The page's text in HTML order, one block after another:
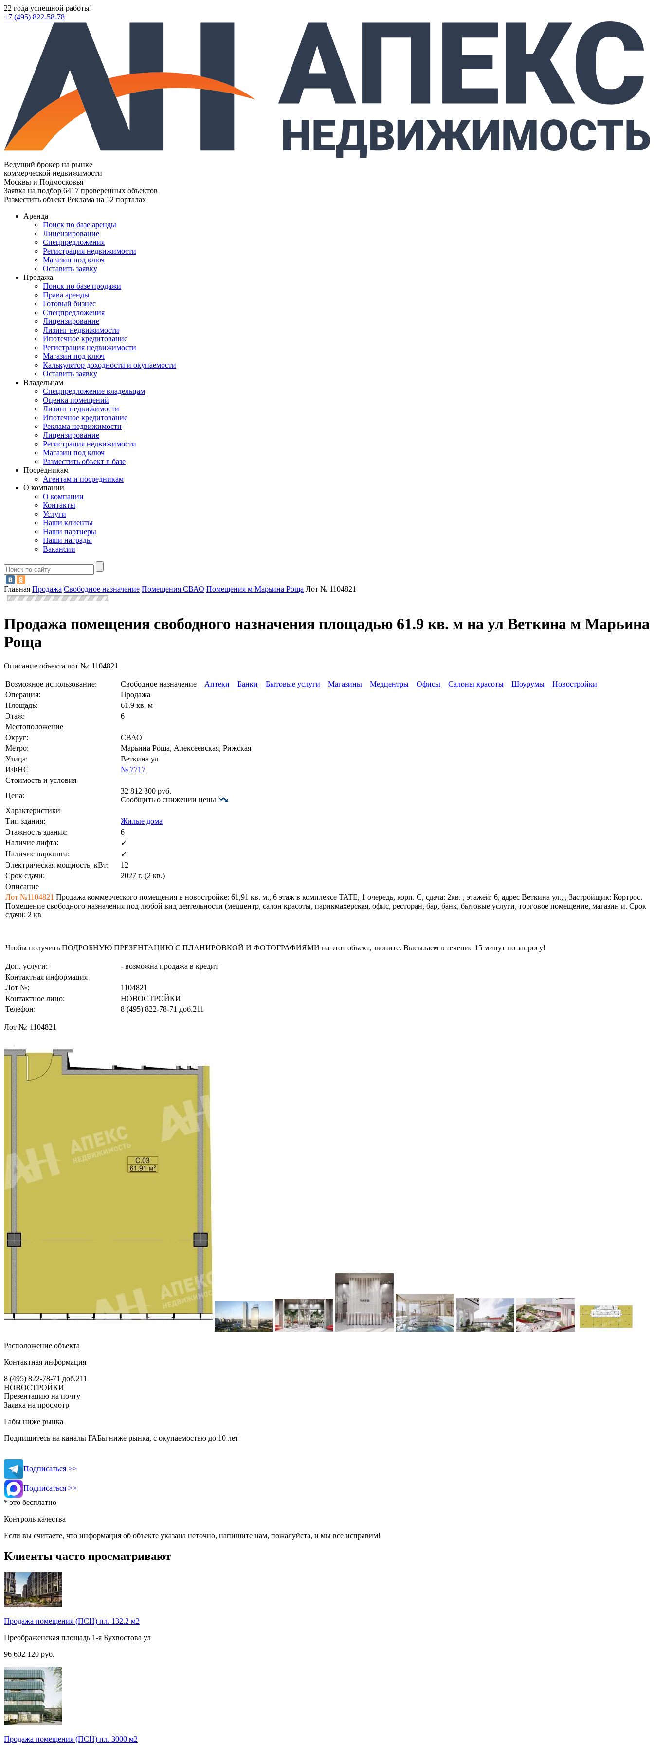
22 года успешной работы!
+7 (495) 822-58-78
Ведущий брокер на рынке
коммерческой недвижимости
Москвы и Подмосковья
Заявка на подбор 6417 проверенных объектов
Разместить объект Реклама на 52 порталах
Аренда
Поиск по базе аренды
Лицензирование
Спецпредложения
Регистрация недвижимости
Магазин под ключ
Оставить заявку
Продажа
Поиск по базе продажи
Права аренды
Готовый бизнес
Спецпредложения
Лицензирование
Лизинг недвижимости
Ипотечное кредитование
Регистрация недвижимости
Магазин под ключ
Калькулятор доходности и окупаемости
Оставить заявку
Владельцам
Спецпредложение владельцам
Оценка помещений
Лизинг недвижимости
Ипотечное кредитование
Реклама недвижимости
Лицензирование
Регистрация недвижимости
Магазин под ключ
Разместить объект в базе
Посредникам
Агентам и посредникам
О компании
О компании
Контакты
Услуги
Наши клиенты
Наши партнеры
Наши награды
Вакансии
Главная Продажа Свободное назначение Помещения СВАО Помещения м Марьина Роща Лот № 1104821
Продажа помещения свободного назначения площадью 61.9 кв. м на ул Веткина м Марьина
Роща
Описание объекта лот №: 1104821
Возможное использование: Свободное назначение Аптеки Банки Бытовые услуги Магазины Медцентры Офисы Салоны красоты Шоурумы
Новостройки
Операция:
Продажа
Площадь:
61.9 кв. м
Этаж:
6
Местоположение
Округ:
СВАО
Метро:
Марьина Роща, Алексеевская, Рижская
Улица:
Веткина ул
ИФНС
№ 7717
Стоимость и условия
Цена:
32 812 300 руб.
Сообщить о снижении цены
Характеристики
Тип здания:
Жилые дома
Этажность здания:
6
Наличие лифта:
✓
Наличие паркинга:
✓
Электрическая мощность, кВт:
12
Срок сдачи:
2027 г. (2 кв.)
Описание
Лот №1104821 Продажа коммерческого помещения в новостройке: 61,91 кв. м., 6 этаж в комплексе TATE, 1 очередь, корп. С, сдача: 2кв. , этажей: 6, адрес Веткина ул., , Застройщик: Кортрос.
Помещение свободного назначения под любой вид деятельности (медцентр, салон красоты, парикмахерская, офис, ресторан, бар, банк, бытовые услуги, торговое помещение, магазин и. Срок
сдачи: 2 кв
Чтобы получить ПОДРОБНУЮ ПРЕЗЕНТАЦИЮ С ПЛАНИРОВКОЙ И ФОТОГРАФИЯМИ на этот объект, звоните. Высылаем в течение 15 минут по запросу!
Доп. услуги:
- возможна продажа в кредит
Контактная информация
Лот №:
1104821
Контактное лицо:
НОВОСТРОЙКИ
Телефон:
8 (495) 822-78-71 доб.211
Лот №: 1104821
Расположение объекта
Контактная информация
8 (495) 822-78-71 доб.211
НОВОСТРОЙКИ
Презентацию на почту
Заявка на просмотр
Габы ниже рынка
Подпишитесь на каналы ГАБы ниже рынка, с окупаемостью до 10 лет
Подписаться >>
Подписаться >>
* это бесплатно
Контроль качества
Если вы считаете, что информация об объекте указана неточно, напишите нам, пожалуйста, и мы все исправим!
Клиенты часто просматривают
Продажа помещения (ПСН) пл. 132.2 м2
Преображенская площадь 1-я Бухвостова ул
96 602 120 руб.
Продажа помещения (ПСН) пл. 3000 м2